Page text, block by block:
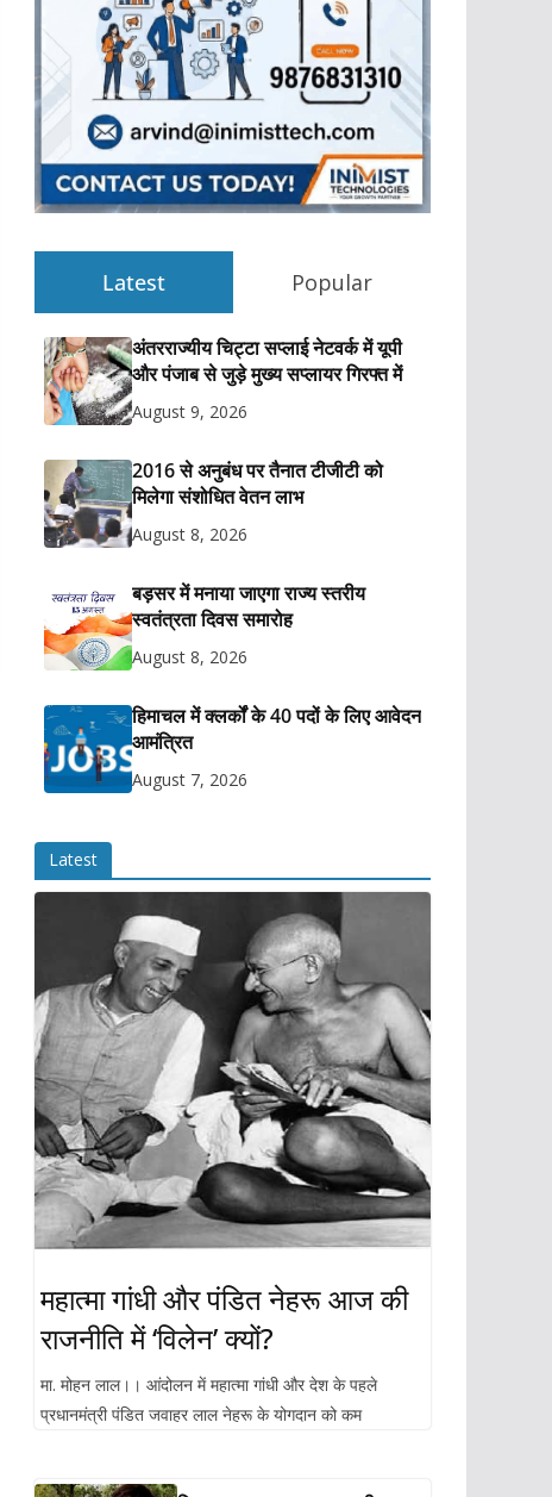
Latest Popular
अंतरराज्यीय चिट्टा सप्लाई नेटवर्क में यूपी
और पंजाब से जुड़े मुख्य सप्लायर गिरफ्त में
August 9, 2026
2016 से अनुबंध पर तैनात टीजीटी को
मिलेगा संशोधित वेतन लाभ
August 8, 2026
बड़सर में मनाया जाएगा राज्य स्तरीय
स्वतंत्रता दिवस समारोह
August 8, 2026
हिमाचल में क्लर्कों के 40 पदों के लिए आवेदन
आमंत्रित
August 7, 2026
Latest
महात्मा गांधी और पंडित नेहरू आज की
राजनीति में ‘विलेन’ क्यों?
मा. मोहन लाल।। आंदोलन में महात्मा गांधी और देश के पहले
प्रधानमंत्री पंडित जवाहर लाल नेहरू के योगदान को कम